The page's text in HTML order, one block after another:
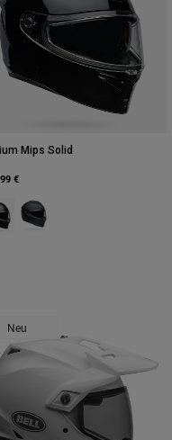
Mips Solid
€
swatch type of Schwarz.
Product swatch type of
Neu